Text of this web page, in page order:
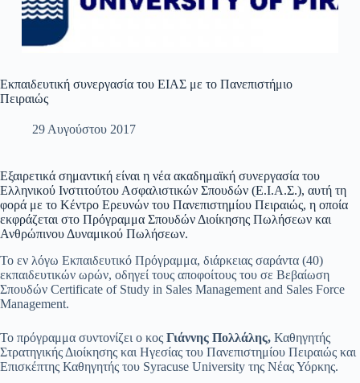
Eκπαιδευτική συνεργασία του ΕΙΑΣ με το Πανεπιστήμιο
Πειραιώς
29 Αυγούστου 2017
Εξαιρετικά σημαντική είναι η νέα ακαδημαϊκή συνεργασία του
Ελληνικού Ινστιτούτου Ασφαλιστικών Σπουδών (Ε.Ι.Α.Σ.), αυτή τη
φορά με το Κέντρο Ερευνών του Πανεπιστημίου Πειραιώς, η οποία
εκφράζεται στο Πρόγραμμα Σπουδών Διοίκησης Πωλήσεων και
Ανθρώπινου Δυναμικού Πωλήσεων.
To εν λόγω Εκπαιδευτικό Πρόγραμμα, διάρκειας σαράντα (40)
εκπαιδευτικών ωρών, οδηγεί τους αποφοίτους του σε Βεβαίωση
Σπουδών Certificate of Study in Sales Management and Sales Force
Management.
Το πρόγραμμα συντονίζει ο κος Γιάννης Πολλάλης, Καθηγητής
Στρατηγικής Διοίκησης και Ηγεσίας του Πανεπιστημίου Πειραιώς και
Επισκέπτης Καθηγητής του Syracuse University της Νέας Υόρκης.